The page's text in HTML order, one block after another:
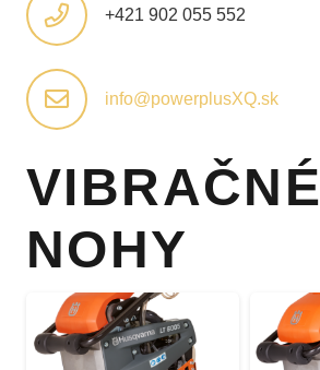
+421 902 055 552
info@powerplusXQ.sk
VIBRAČNÉ
NOHY